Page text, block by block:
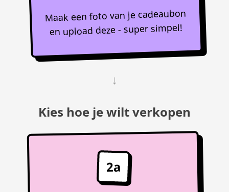
Maak een foto van je cadeaubon
en upload deze - super simpel!
↓
Kies hoe je wilt verkopen
2a